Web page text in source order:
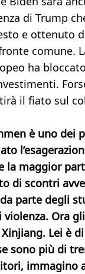
di Trump
e ottenuto
comune.
ha
il fiato sul
è uno dei
la maggior
di scontri
da parte degli
Ora
Lei è
sono più di
immagino